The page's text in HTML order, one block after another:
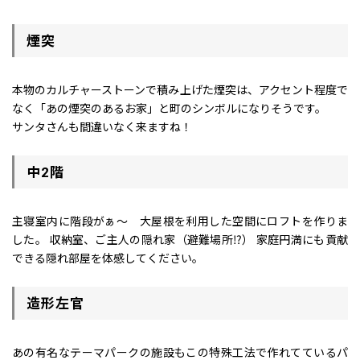
煙突
本物のカルチャーストーンで積み上げた煙突は、アクセント程度で
なく「あの煙突のあるお家」と町のシンボルになりそうです。
サンタさんも間違いなく来ますね！
中2階
主寝室内に階段がぁ～ 大屋根を利用した空間にロフトを作りま
した。 収納室、ご主人の隠れ家（避難場所⁉） 家庭円満にも貢献
できる隠れ部屋を体感してください。
造形左官
あの有名なテーマパークの施設もこの特殊工法で作れてているパ